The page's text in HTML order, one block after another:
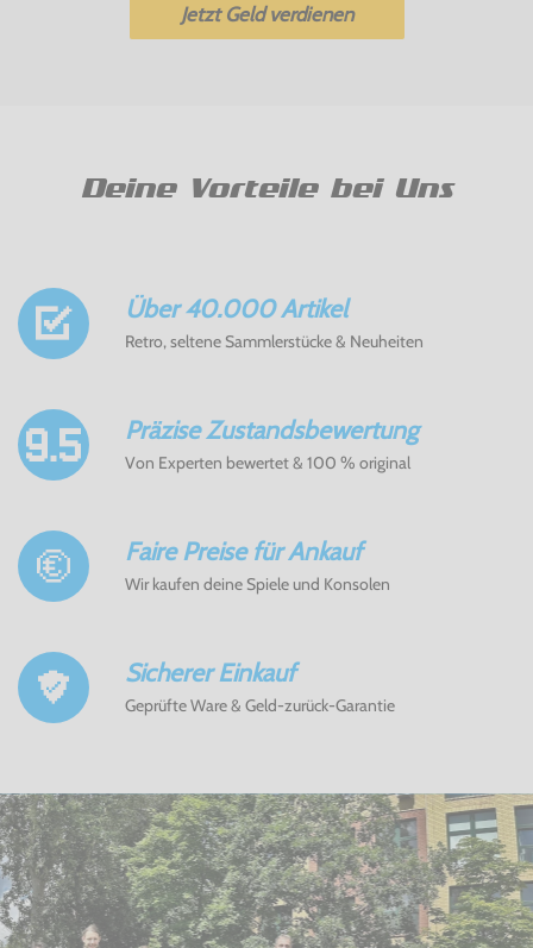
Jetzt Geld verdienen
Deine Vorteile bei Uns
Über 40.000 Artikel
Retro, seltene Sammlerstücke & Neuheiten
Präzise Zustandsbewertung
Von Experten bewertet & 100 % original
Faire Preise für Ankauf
Wir kaufen deine Spiele und Konsolen
Sicherer Einkauf
Geprüfte Ware & Geld-zurück-Garantie